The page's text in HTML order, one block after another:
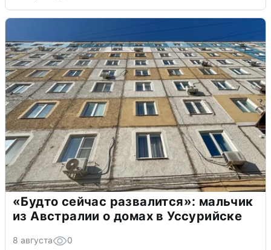
«Будто сейчас развалится»: мальчик
из Австралии о домах в Уссурийске
8 августа 0